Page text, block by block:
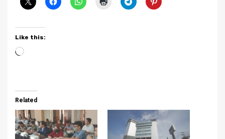
Like this:
Loading…
Related